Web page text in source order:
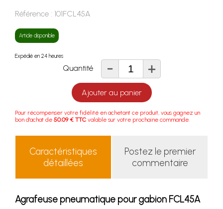
Référence : 101FCL45A
Article disponible
Expédié en 24 heures
Quantité - +
Ajouter au panier
Pour récompenser votre fidélité en achetant ce produit, vous gagnez un
bon d'achat de 50.09 € TTC valable sur votre prochaine commande.
Caractéristiques
détaillées
Postez le premier
commentaire
Agrafeuse pneumatique pour gabion FCL45A